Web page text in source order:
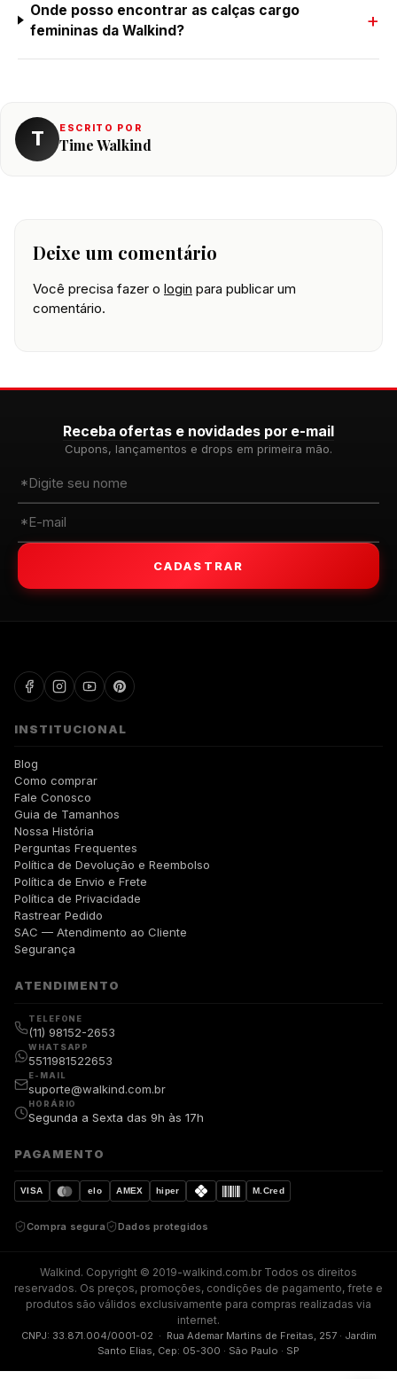
Onde posso encontrar as calças cargo
femininas da Walkind?
T ESCRITO POR
Time Walkind
Deixe um comentário
Você precisa fazer o login para publicar um
comentário.
Receba ofertas e novidades por e-mail
Cupons, lançamentos e drops em primeira mão.
CADASTRAR
INSTITUCIONAL
Blog
Como comprar
Fale Conosco
Guia de Tamanhos
Nossa História
Perguntas Frequentes
Política de Devolução e Reembolso
Política de Envio e Frete
Política de Privacidade
Rastrear Pedido
SAC — Atendimento ao Cliente
Segurança
ATENDIMENTO
TELEFONE
(11) 98152-2653
WHATSAPP
5511981522653
E-MAIL
suporte@walkind.com.br
HORÁRIO
Segunda a Sexta das 9h às 17h
PAGAMENTO
VISA elo AMEX hiper M.Cred
Compra segura Dados protegidos
Walkind. Copyright © 2019-walkind.com.br Todos os direitos
reservados. Os preços, promoções, condições de pagamento, frete e
produtos são válidos exclusivamente para compras realizadas via
internet.
CNPJ: 33.871.004/0001-02 · Rua Ademar Martins de Freitas, 257 · Jardim
Santo Elias, Cep: 05-300 · São Paulo · SP